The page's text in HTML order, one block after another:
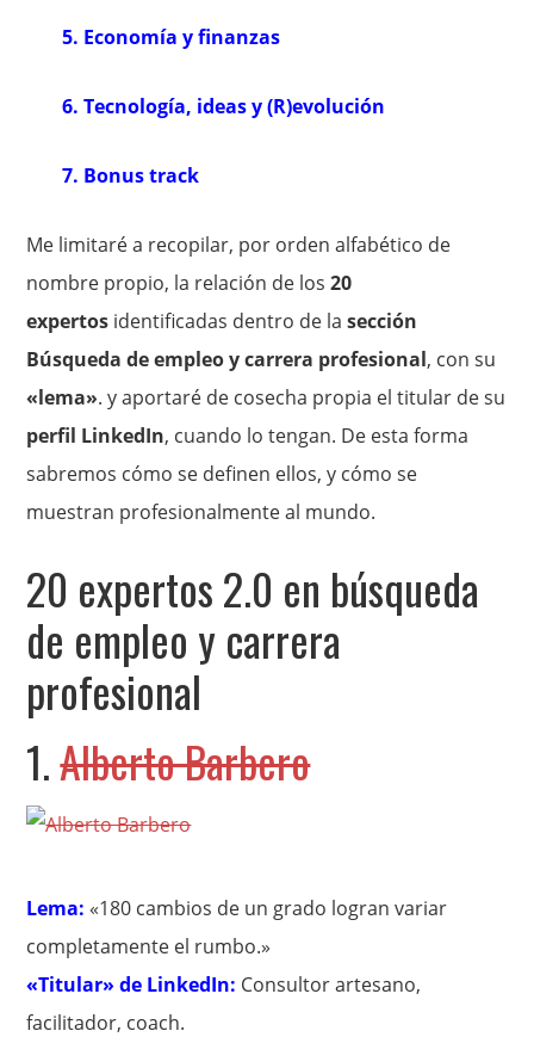
5. Economía y finanzas
6. Tecnología, ideas y (R)evolución
7. Bonus track
Me limitaré a recopilar, por orden alfabético de
nombre propio, la relación de los20
expertos identificadas dentro de lasección
Búsqueda de empleo y carrera profesional, con su
«lema». y aportaré de cosecha propia el titular de su
perfil LinkedIn, cuando lo tengan. De esta forma
sabremos cómo se definen ellos, y cómo se
muestran profesionalmente al mundo.
20 expertos 2.0 en búsqueda
de empleo y carrera
profesional
1.Alberto Barbero
Lema: «180 cambios de un grado logran variar
completamente el rumbo.»
«Titular» de LinkedIn: Consultor artesano,
facilitador, coach.